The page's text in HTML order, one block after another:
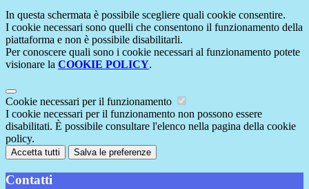
In questa schermata è possibile scegliere quali cookie consentire.
I cookie necessari sono quelli che consentono il funzionamento della
piattaforma e non è possibile disabilitarli.
Per conoscere quali sono i cookie necessari al funzionamento potete
visionare la COOKIE POLICY.
Cookie necessari per il funzionamento
I cookie necessari per il funzionamento non possono essere
disabilitati. È possibile consultare l'elenco nella pagina della cookie
policy.
Accetta tutti Salva le preferenze
Contatti